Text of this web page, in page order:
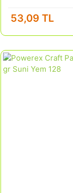
53,09 TL